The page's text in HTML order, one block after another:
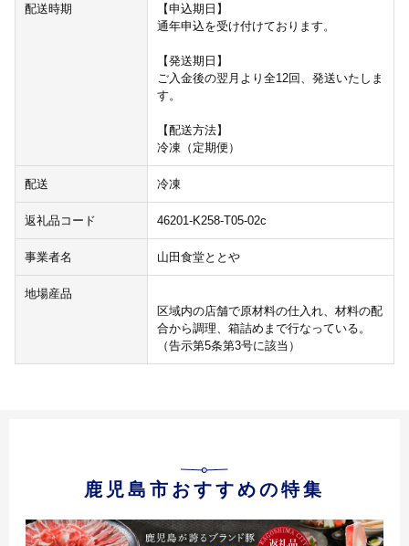
配送時期
【申込期日】
通年申込を受け付けております。
【発送期日】
ご入金後の翌月より全12回、発送いたしま
す。
【配送方法】
冷凍（定期便）
配送 冷凍
返礼品コード 46201-K258-T05-02c
事業者名 山田食堂ととや
地場産品
区域内の店舗で原材料の仕入れ、材料の配
合から調理、箱詰めまで行なっている。
（告示第5条第3号に該当）
鹿児島市おすすめの特集